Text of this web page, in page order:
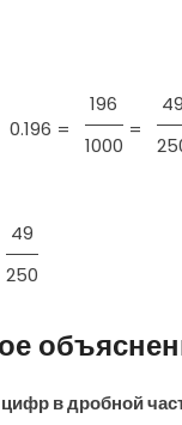
0.196 =
196
1000
=
49
49
250
в дробной